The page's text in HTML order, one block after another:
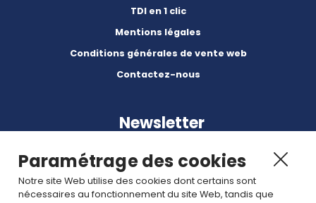
TDI en 1 clic
Mentions légales
Conditions générales de vente web
Contactez-nous
Newsletter
Paramétrage des cookies
Notre site Web utilise des cookies dont certains sont
nécessaires au fonctionnement du site Web, tandis que